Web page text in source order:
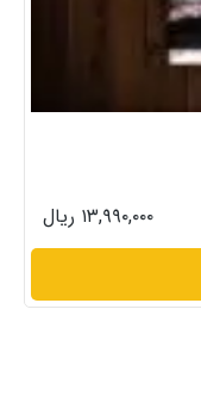
۱۳,۹۹۰,۰۰۰ ریال